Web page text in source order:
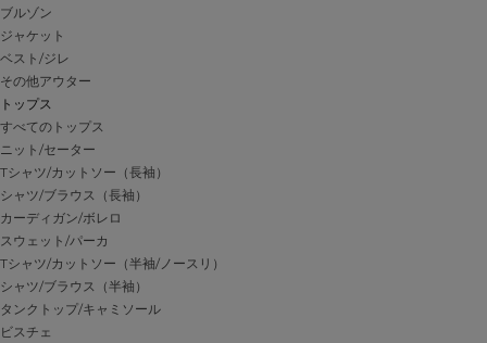
ブルゾン
ジャケット
ベスト/ジレ
その他アウター
トップス
すべてのトップス
ニット/セーター
Tシャツ/カットソー（長袖）
シャツ/ブラウス（長袖）
カーディガン/ボレロ
スウェット/パーカ
Tシャツ/カットソー（半袖/ノースリ）
シャツ/ブラウス（半袖）
タンクトップ/キャミソール
ビスチェ